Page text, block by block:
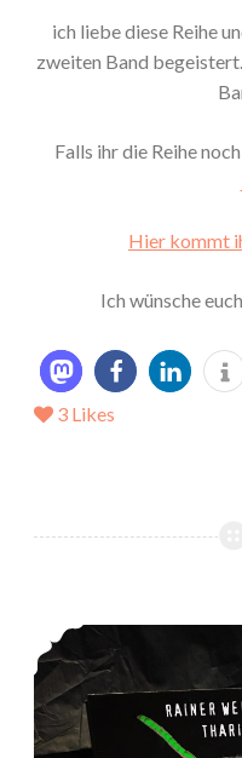
ich liebe diese Reihe
zweiten Band
Falls ihr die Reihe
Hier kommt
Ich wünsche
3 Likes